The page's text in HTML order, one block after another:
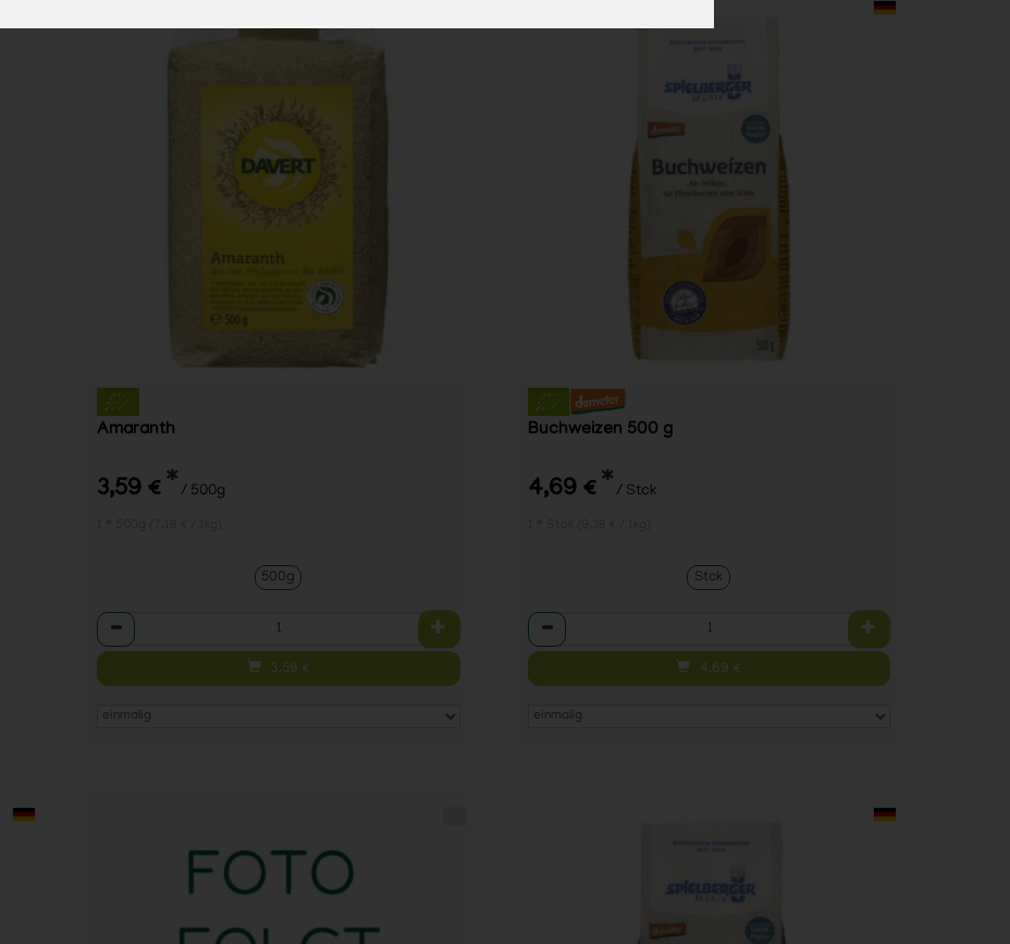
Amaranth
3,59 € * / 500g
500g
Anzahl
3,59 €
Buchweizen 500 g
4,69 €* / Stck
Stck
Anzahl
4,69 €